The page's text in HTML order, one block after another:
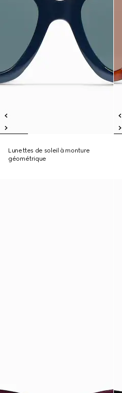
Lunettes de soleil à monture
géométrique